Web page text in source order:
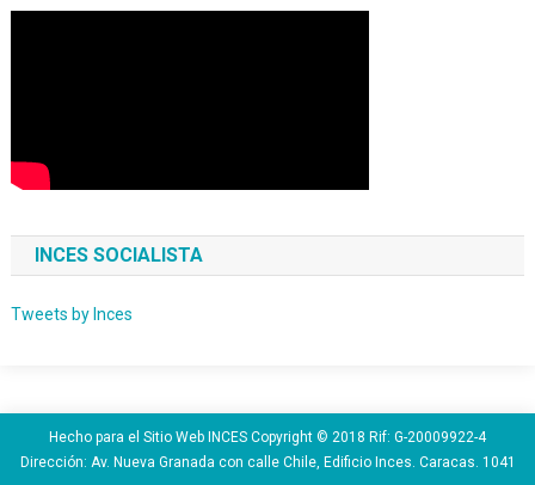
INCES SOCIALISTA
Tweets by Inces
Hecho para el Sitio Web INCES Copyright © 2018 Rif: G-20009922-4
Dirección: Av. Nueva Granada con calle Chile, Edificio Inces. Caracas. 1041